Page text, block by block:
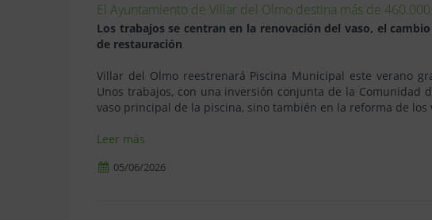
El Ayuntamiento de Villar del Olmo destina más de
Los trabajos se centran en la renovación del vaso, el
de restauración
Villar del Olmo reestrenará Piscina Municipal este verano
Unos trabajos, con una inversión conjunta de la Comunidad
vaso principal de la piscina, sino también en la reforma de
Leer más
05/06/2026